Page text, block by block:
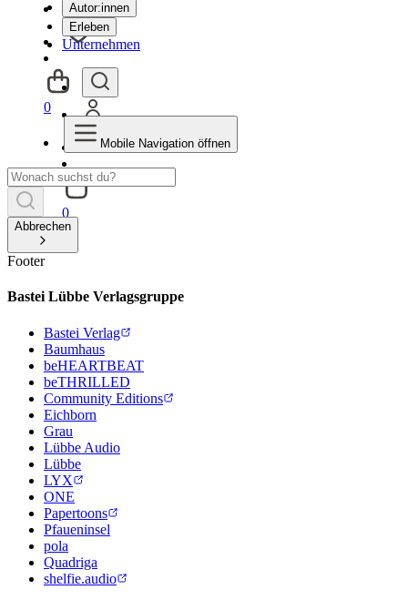
Autor:innen
Erleben
Unternehmen
0
0
Mobile Navigation öffnen
Abbrechen
Footer
Bastei Lübbe Verlagsgruppe
Bastei Verlag
Baumhaus
beHEARTBEAT
beTHRILLED
Community Editions
Eichborn
Grau
Lübbe Audio
Lübbe
LYX
ONE
Papertoons
Pfaueninsel
pola
Quadriga
shelfie.audio